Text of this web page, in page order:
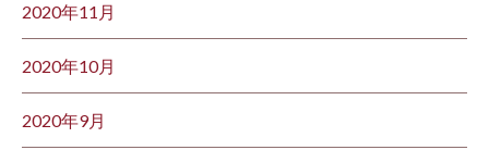
2020年11月
2020年10月
2020年9月